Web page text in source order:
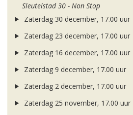
Sleutelstad 30 - Non Stop
Zaterdag 30 december, 17.00 uur
Zaterdag 23 december, 17.00 uur
Zaterdag 16 december, 17.00 uur
Zaterdag 9 december, 17.00 uur
Zaterdag 2 december, 17.00 uur
Zaterdag 25 november, 17.00 uur